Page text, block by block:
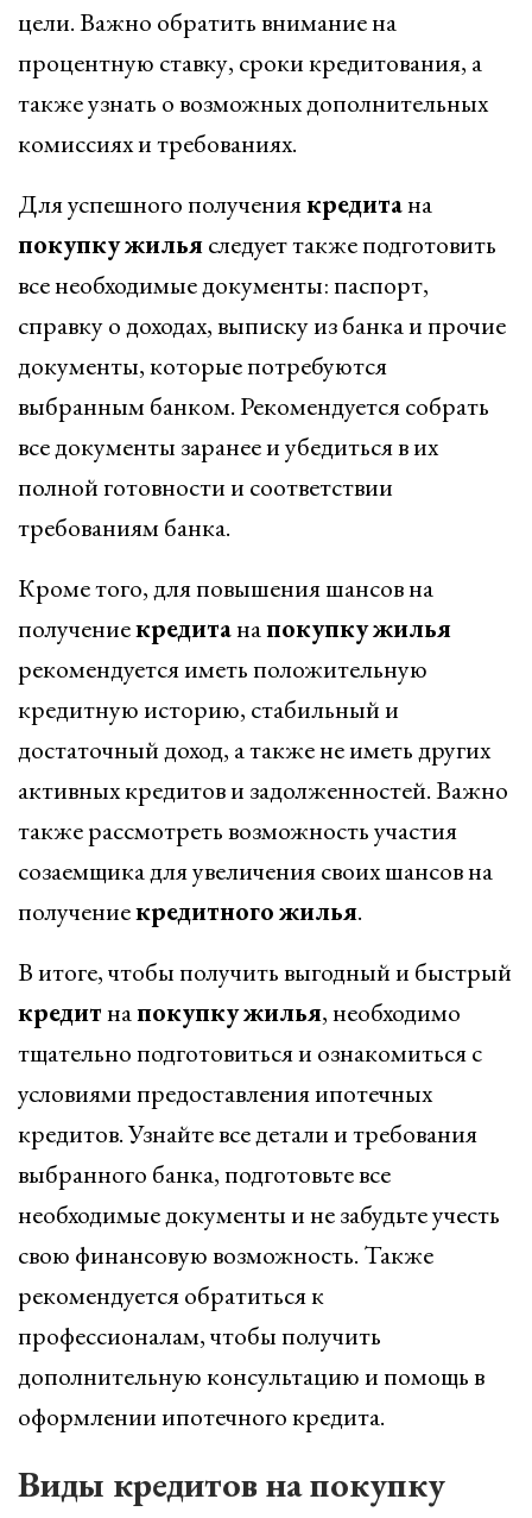
цели. Важно обратить внимание на
процентную ставку, сроки кредитования, а
также узнать о возможных дополнительных
комиссиях и требованиях.
Для успешного получениякредитана
покупкужильяследует также подготовить
все необходимые документы: паспорт,
справку о доходах, выписку из банка и прочие
документы, которые потребуются
выбранным банком. Рекомендуется собрать
все документы заранее и убедиться в их
полной готовности и соответствии
требованиям банка.
Кроме того, для повышения шансов на
получениекредитанапокупкужилья
рекомендуется иметь положительную
кредитную историю, стабильный и
достаточный доход, а также не иметь других
активных кредитов и задолженностей. Важно
также рассмотреть возможность участия
созаемщика для увеличения своих шансов на
получениекредитногожилья.
В итоге, чтобы получить выгодный и быстрый
кредитнапокупкужилья, необходимо
тщательно подготовиться и ознакомиться с
условиями предоставления ипотечных
кредитов. Узнайте все детали и требования
выбранного банка, подготовьте все
необходимые документы и не забудьте учесть
свою финансовую возможность. Также
рекомендуется обратиться к
профессионалам, чтобы получить
дополнительную консультацию и помощь в
оформлении ипотечного кредита.
Виды кредитов на покупку